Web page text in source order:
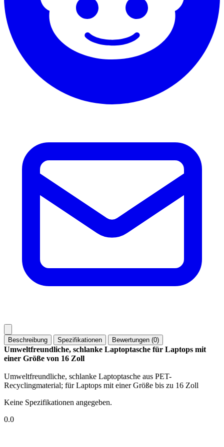
Beschreibung Spezifikationen Bewertungen (0)
Umweltfreundliche, schlanke Laptoptasche für Laptops mit
einer Größe von 16 Zoll
Umweltfreundliche, schlanke Laptoptasche aus PET-
Recyclingmaterial; für Laptops mit einer Größe bis zu 16 Zoll
Keine Spezifikationen angegeben.
0.0